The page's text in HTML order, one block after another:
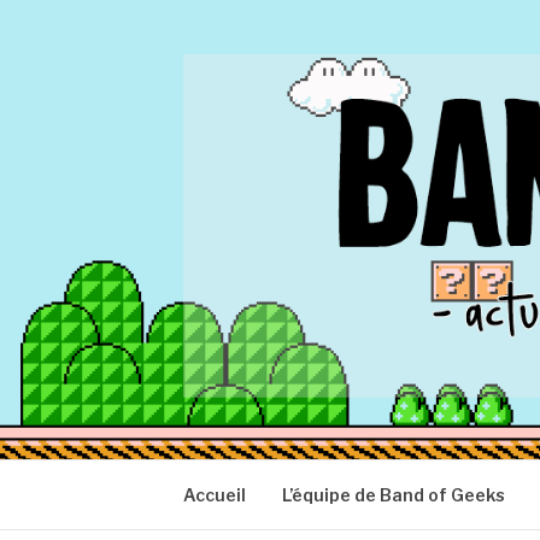
BAND OF
Actu Geek d'hier et d'aujourd'hui
Accueil L’équipe de Band of Geeks